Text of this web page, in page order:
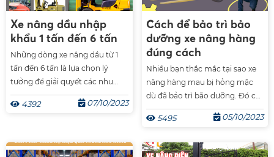
lượng. Dưới đây chúng tôi sẽ
cung cấp cho bạn địa chỉ cung
cấp xe nâng chất lượng uy tín
tại Bình Dương.
Xe nâng dầu nhập
khẩu 1 tấn đến 6 tấn
Những dòng xe nâng dầu từ 1
tấn đến 6 tấn là lựa chọn lý
tưởng để giải quyết các nhu
cầu vận chuyển và nâng hạ
trong nhiều ngành công
suất cao và độ tin cậy tuyệt vời,
4392 07/10/2023
Cách để bảo trì bảo
dưỡng xe nâng hàng
đúng cách
Nhiều bạn thắc mắc tại sao xe
nâng hàng mau bị hỏng mặc
dù đã bảo trì bão dưỡng. Đó có
thể là do bạn chưa biết cách
bảo dưỡng xe nâng đúng cách.
dẫn bạn cách bảo trì bảo dưỡng
5495 05/10/2023